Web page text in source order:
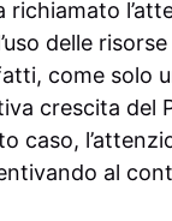
delle
come solo
crescita del
caso,
al